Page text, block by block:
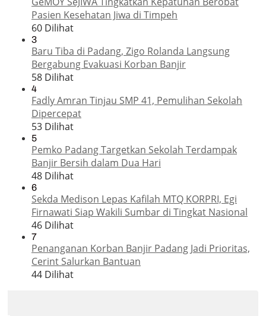
Pasien Kesehatan Jiwa di Timpeh
60 Dilihat
3
Baru Tiba di Padang, Zigo Rolanda Langsung
Bergabung Evakuasi Korban Banjir
58 Dilihat
4
Fadly Amran Tinjau SMP 41, Pemulihan Sekolah
Dipercepat
53 Dilihat
5
Pemko Padang Targetkan Sekolah Terdampak
Banjir Bersih dalam Dua Hari
48 Dilihat
6
Sekda Medison Lepas Kafilah MTQ KORPRI, Egi
Firnawati Siap Wakili Sumbar di Tingkat Nasional
46 Dilihat
7
Penanganan Korban Banjir Padang Jadi Prioritas,
Cerint Salurkan Bantuan
44 Dilihat